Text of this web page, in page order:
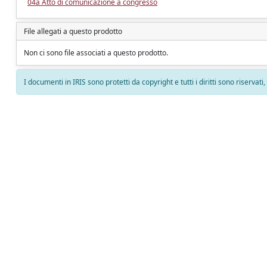
04a Atto di comunicazione a congresso
File allegati a questo prodotto
Non ci sono file associati a questo prodotto.
I documenti in IRIS sono protetti da copyright e tutti i diritti sono